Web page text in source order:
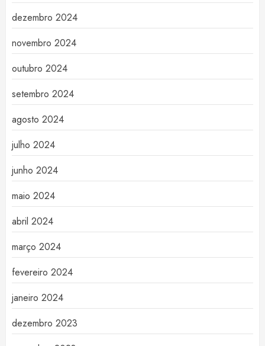
dezembro 2024
novembro 2024
outubro 2024
setembro 2024
agosto 2024
julho 2024
junho 2024
maio 2024
abril 2024
março 2024
fevereiro 2024
janeiro 2024
dezembro 2023